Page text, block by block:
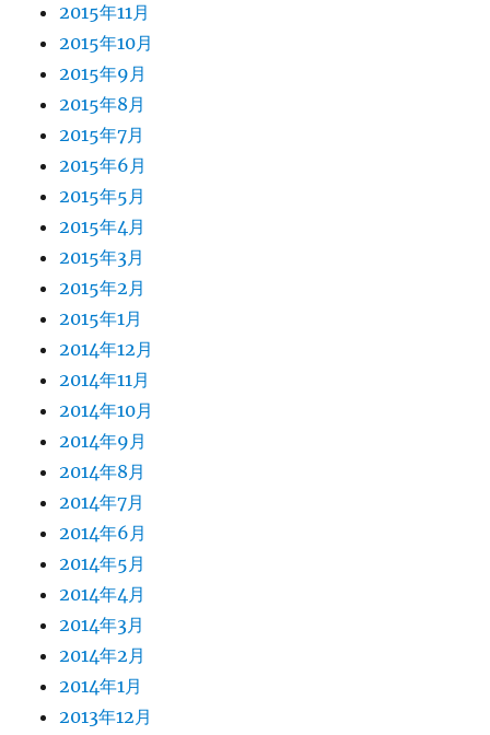
2015年11月
2015年10月
2015年9月
2015年8月
2015年7月
2015年6月
2015年5月
2015年4月
2015年3月
2015年2月
2015年1月
2014年12月
2014年11月
2014年10月
2014年9月
2014年8月
2014年7月
2014年6月
2014年5月
2014年4月
2014年3月
2014年2月
2014年1月
2013年12月